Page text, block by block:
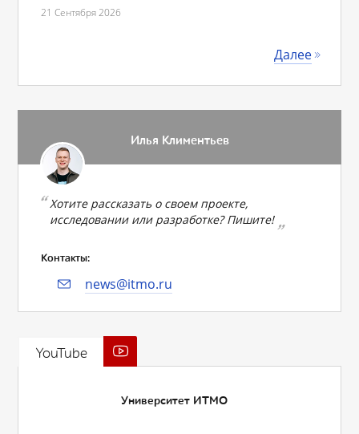
21 Сентября 2026
Далее
Илья Климентьев
Хотите рассказать о своем проекте,
исследовании или разработке? Пишите!
Контакты:
news@itmo.ru
YouTube
Университет ИТМО